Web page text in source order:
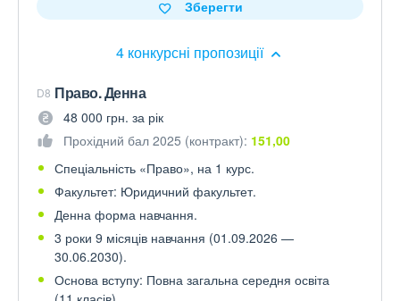
4 конкурсні пропозиції
Зберегти
D8 Право. Денна
48 000 грн. за рік
Прохідний бал 2025 (контракт): 151,00
Спеціальність «Право», на 1 курс.
Факультет: Юридичний факультет.
Денна форма навчання.
3 роки 9 місяців навчання (01.09.2026 —
30.06.2030).
Основа вступу: Повна загальна середня освіта